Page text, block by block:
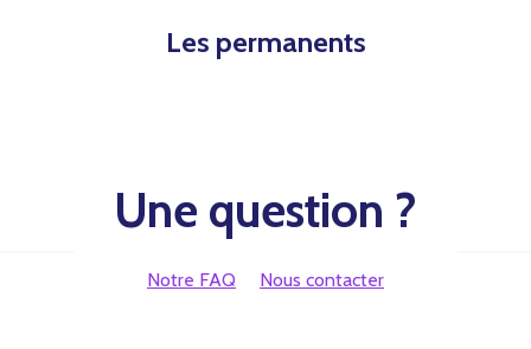
Les permanents
Une question ?
Notre FAQ Nous contacter